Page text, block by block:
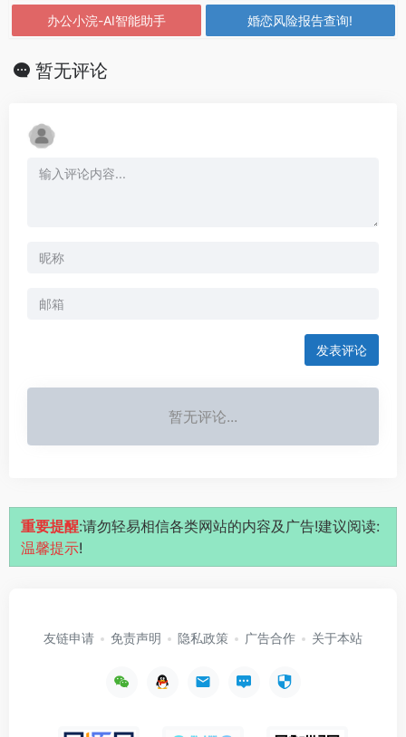
办公小浣-AI智能助手 婚恋风险报告查询!
暂无评论
发表评论
暂无评论...
重要提醒:请勿轻易相信各类网站的内容及广告!建议阅读:
温馨提示!
友链申请 免责声明 隐私政策 广告合作 关于本站